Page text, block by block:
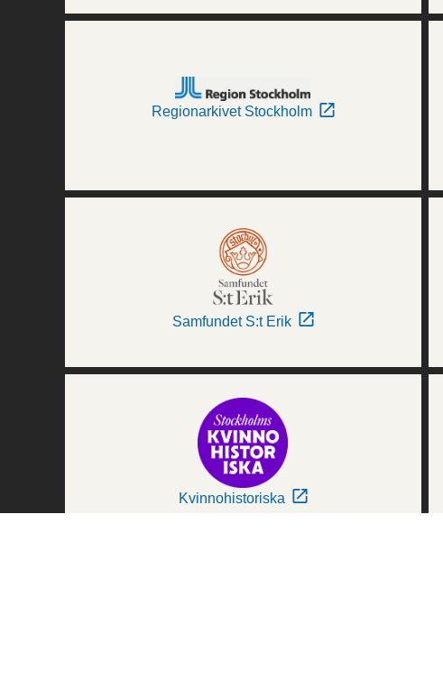
Regionarkivet Stockholm
Samfundet S:t Erik
Kvinnohistoriska